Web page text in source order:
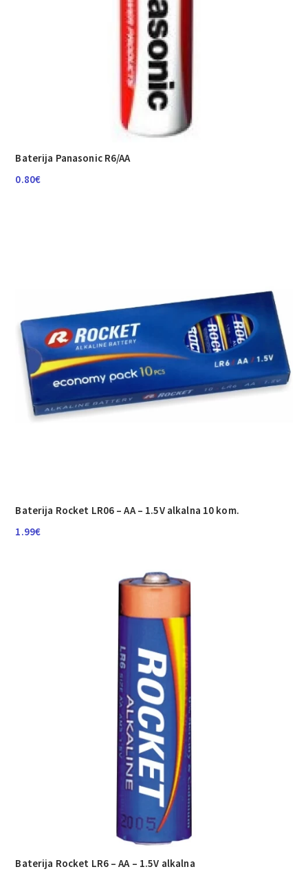
Baterija Panasonic R6/AA
0.80€
Baterija Rocket LR06 – AA – 1.5V alkalna 10 kom.
1.99€
Baterija Rocket LR6 – AA – 1.5V alkalna